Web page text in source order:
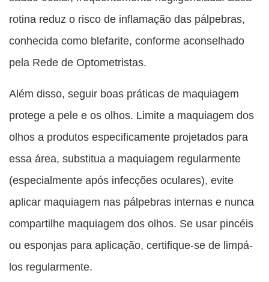
rotina reduz o risco de inflamação das pálpebras,
conhecida como blefarite, conforme aconselhado
pela Rede de Optometristas.
Além disso, seguir boas práticas de maquiagem
protege a pele e os olhos. Limite a maquiagem dos
olhos a produtos especificamente projetados para
essa área, substitua a maquiagem regularmente
(especialmente após infecções oculares), evite
aplicar maquiagem nas pálpebras internas e nunca
compartilhe maquiagem dos olhos. Se usar pincéis
ou esponjas para aplicação, certifique-se de limpá-
los regularmente.